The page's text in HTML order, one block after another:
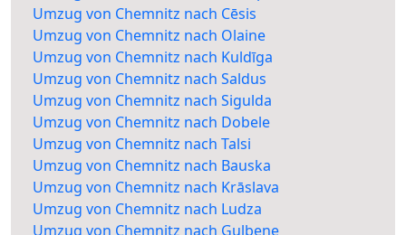
Umzug von Chemnitz nach Cēsis
Umzug von Chemnitz nach Olaine
Umzug von Chemnitz nach Kuldīga
Umzug von Chemnitz nach Saldus
Umzug von Chemnitz nach Sigulda
Umzug von Chemnitz nach Dobele
Umzug von Chemnitz nach Talsi
Umzug von Chemnitz nach Bauska
Umzug von Chemnitz nach Krāslava
Umzug von Chemnitz nach Ludza
Umzug von Chemnitz nach Gulbene